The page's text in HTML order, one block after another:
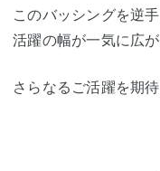
このバッシングを逆手
活躍の幅が一気に広
さらなるご活躍を期待